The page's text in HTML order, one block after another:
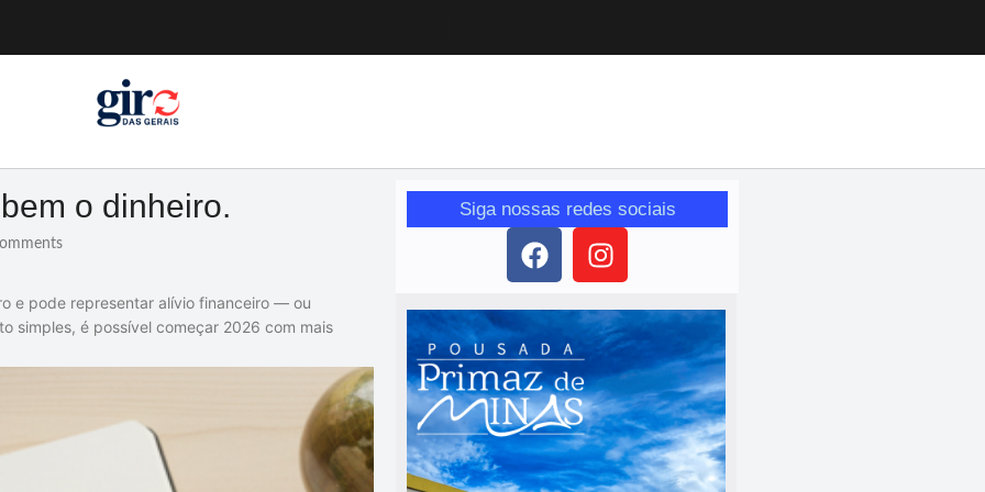
o dinheiro.
e pode representar alívio financeiro — ou
simples, é possível começar 2026 com mais
Siga nossas redes sociais